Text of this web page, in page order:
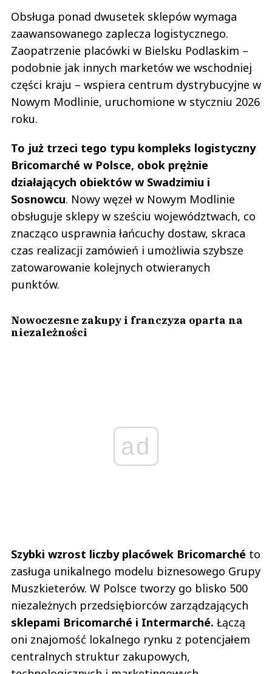
Obsługa ponad dwusetek sklepów wymaga
zaawansowanego zaplecza logistycznego.
Zaopatrzenie placówki w Bielsku Podlaskim –
podobnie jak innych marketów we wschodniej
części kraju – wspiera centrum dystrybucyjne w
Nowym Modlinie, uruchomione w styczniu 2026
roku.
To już trzeci tego typu kompleks logistyczny
Bricomarché w Polsce, obok prężnie
działających obiektów w Swadzimiu i
Sosnowcu. Nowy węzeł w Nowym Modlinie
obsługuje sklepy w sześciu województwach, co
znacząco usprawnia łańcuchy dostaw, skraca
czas realizacji zamówień i umożliwia szybsze
zatowarowanie kolejnych otwieranych
punktów.
Nowoczesne zakupy i franczyza oparta na
niezależności
ad
Szybki wzrost liczby placówek Bricomarché to
zasługa unikalnego modelu biznesowego Grupy
Muszkieterów. W Polsce tworzy go blisko 500
niezależnych przedsiębiorców zarządzających
sklepami Bricomarché i Intermarché. Łączą
oni znajomość lokalnego rynku z potencjałem
centralnych struktur zakupowych,